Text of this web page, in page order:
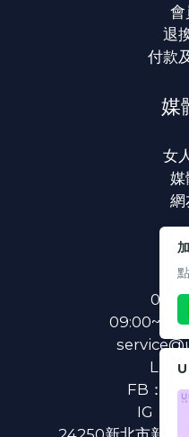
會
退
付款
媒
女
媒
網
FB：
U
IG：